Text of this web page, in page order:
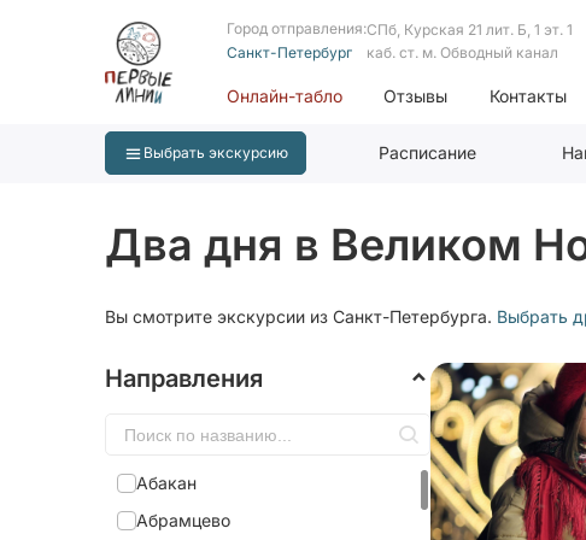
Город отправления:
Санкт-Петербург
СПб, Курская 21 лит. Б, 1 эт. 1
каб. ст. м. Обводный канал
Онлайн-табло Отзывы Контакты
Выбрать экскурсию Расписание
Два дня в Великом
Вы смотрите экскурсии из Санкт-Петербурга. Выбрать
Направления
Абакан
Абрамцево